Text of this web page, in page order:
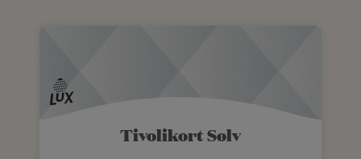
Tivolikort Sølv